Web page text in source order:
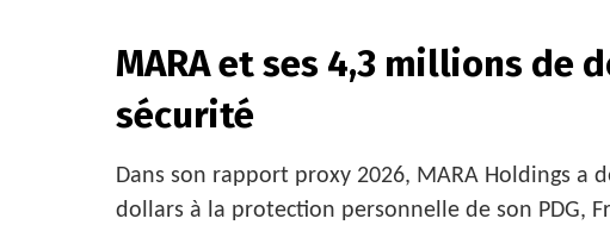
MARA et ses 4,3 millions de
sécurité
Dans son rapport proxy 2026, MARA Holdings a
dollars à la protection personnelle de son PDG,